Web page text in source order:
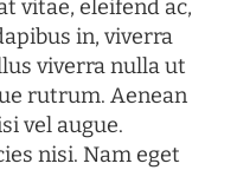
vitae, eleifend ac,
in, viverra
viverra nulla ut
rutrum. Aenean
vel augue.
nisi. Nam eget